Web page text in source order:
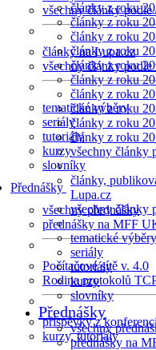
všechny články podle
články na Lupa.cz
všechny články podle
tematické výběry
seriály
tutoriály
kurzy
slovníky
Přednášky
všechny přednášky
přednášky na MFF
Počítačové sítě v. 4.0
Rodina protokolů
příspěvky z
kurzy, tutoriály
články z roku
články z roku
články z roku
články z roku
články z roku
články z roku
články z roku
články z roku
články z roku
články z roku
všechny články
články,
Lupa.cz
všechny články
tematické
seriály
tutoriály
kurzy
slovníky
Přednášky
všechny
přednášky na